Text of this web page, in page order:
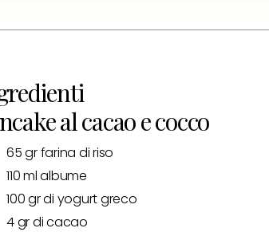
al cacao e cocco
65 gr farina di riso
110 ml albume
100 gr di yogurt greco
4 gr di cacao